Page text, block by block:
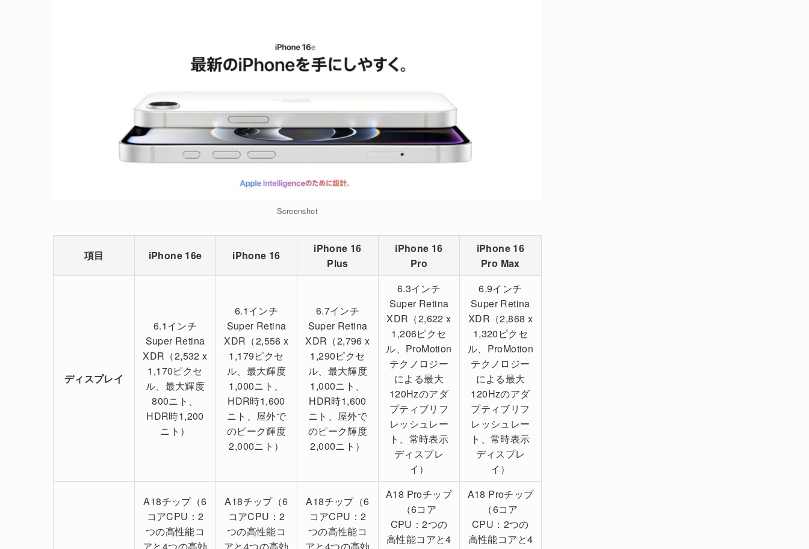
Screenshot
項目 iPhone 16e iPhone 16
iPhone 16
Plus
iPhone 16
Pro
iPhone 16
Pro Max
ディスプレイ
6.1インチ
Super Retina
XDR（2,532 x
1,170ピクセ
ル、最大輝度
800ニト、
HDR時1,200
ニト）
6.1インチ
Super Retina
XDR（2,556 x
1,179ピクセ
ル、最大輝度
1,000ニト、
HDR時1,600
ニト、屋外で
のピーク輝度
2,000ニト）
6.7インチ
Super Retina
XDR（2,796 x
1,290ピクセ
ル、最大輝度
1,000ニト、
HDR時1,600
ニト、屋外で
のピーク輝度
2,000ニト）
6.3インチ
Super Retina
XDR（2,622 x
1,206ピクセ
ル、ProMotion
テクノロジー
による最大
120Hzのアダ
プティブリフ
レッシュレー
ト、常時表示
ディスプレ
イ）
6.9インチ
Super Retina
XDR（2,868 x
1,320ピクセ
ル、ProMotion
テクノロジー
による最大
120Hzのアダ
プティブリフ
レッシュレー
ト、常時表示
ディスプレ
イ）
A18チップ（6
コアCPU：2
つの高性能コ
アと4つの高効
A18チップ（6
コアCPU：2
つの高性能コ
アと4つの高効
A18チップ（6
コアCPU：2
つの高性能コ
アと4つの高効
A18 Proチップ
（6コア
CPU：2つの
高性能コアと4
A18 Proチップ
（6コア
CPU：2つの
高性能コアと4